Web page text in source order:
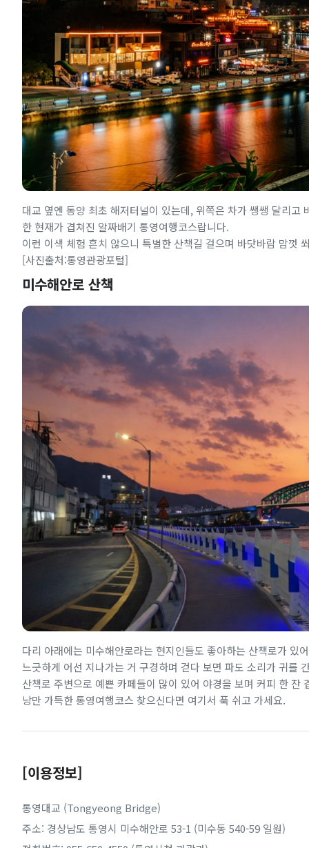
대교 옆엔 동양 최초 해저터널이 있는데, 위쪽은 차가 쌩쌩 달리
한 현재가 겹쳐진 알짜배기 통영여행코스랍니다.
이런 이색 체험 흔치 않으니 특별한 산책길 걸으며 바닷바람 맘껏
[사진출처:통영관광포털]
미수해안로 산책
다리 아래에는 미수해안로라는 현지인들도 좋아하는 산책로가 있
느긋하게 어선 지나가는 거 구경하며 걷다 보면 파도 소리가 귀를
산책로 주변으로 예쁜 카페들이 많이 있어 야경을 보며 커피 한 잔
낭만 가득한 통영여행코스 찾으신다면 여기서 푹 쉬고 가세요.
[이용정보]
통영대교 (Tongyeong Bridge)
주소: 경상남도 통영시 미수해안로 53-1 (미수동 540-59 일원)